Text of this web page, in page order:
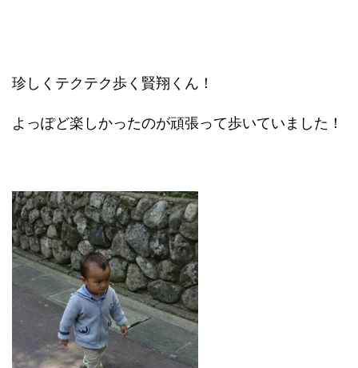
珍しくテクテク歩く賢翔くん！
よっぽど楽しかったのが頑張って歩いていました！